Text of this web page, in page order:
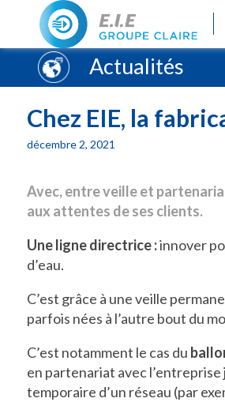
Actualités
Chez EIE, la
décembre 2, 2021
Avec, entre veille et
aux attentes de ses clients.
Une ligne directrice :innover
d’eau.
C’est grâce à une veille
parfois nées à l’autre bout du
C’est notamment le cas du
en partenariat avec
temporaire d’un réseau (par